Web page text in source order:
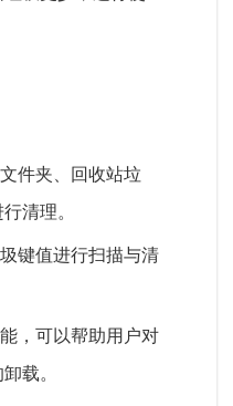
件夹、回收站垃
清理。
键值进行扫描与清
，可以帮助用户对
载。